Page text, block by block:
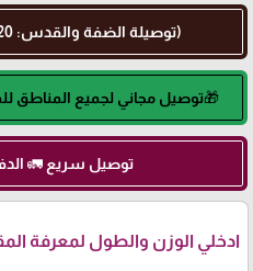
(توصيلة الضفة والقدس: 20₪) (توصيلة الداخل: 50₪)
🎁توصيل مجاني لجميع المناطق للمشتريات
توصيل سريع 🚛
ادخلي الوزن والطول لمعرفة